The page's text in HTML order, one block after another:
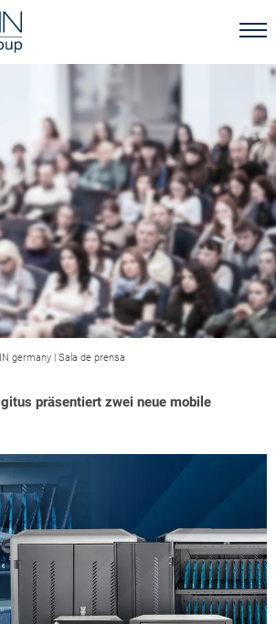
germany | Sala de prensa
präsentiert zwei neue mobile